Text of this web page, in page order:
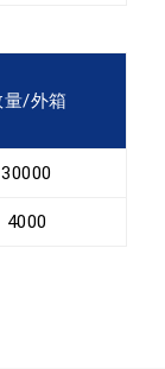
量/外箱
30000
4000